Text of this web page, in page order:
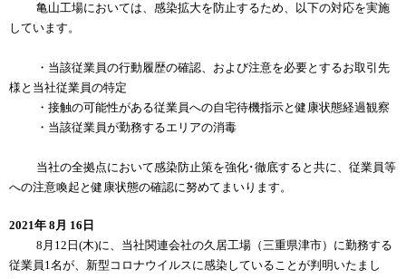
亀山工場においては、感染拡大を防止するため、以下の対応を実施
しています。
・当該従業員の行動履歴の確認、および注意を必要とするお取引先
様と当社従業員の特定
・接触の可能性がある従業員への自宅待機指示と健康状態経過観察
・当該従業員が勤務するエリアの消毒
当社の全拠点において感染防止策を強化･徹底すると共に、従業員等
への注意喚起と健康状態の確認に努めてまいります。
2021年 8月 16日
8月12日(木)に、当社関連会社の久居工場（三重県津市）に勤務する
従業員1名が、新型コロナウイルスに感染していることが判明いたまし